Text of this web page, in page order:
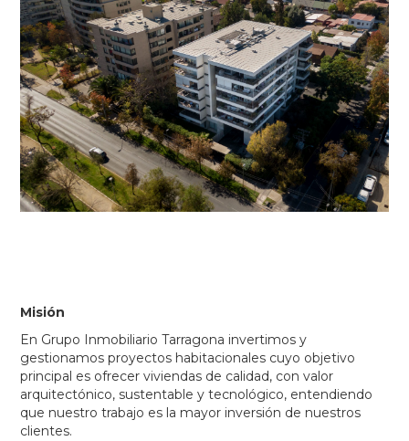
Misión
En Grupo Inmobiliario Tarragona invertimos y
gestionamos proyectos habitacionales cuyo objetivo
principal es ofrecer viviendas de calidad, con valor
arquitectónico, sustentable y tecnológico, entendiendo
que nuestro trabajo es la mayor inversión de nuestros
clientes.